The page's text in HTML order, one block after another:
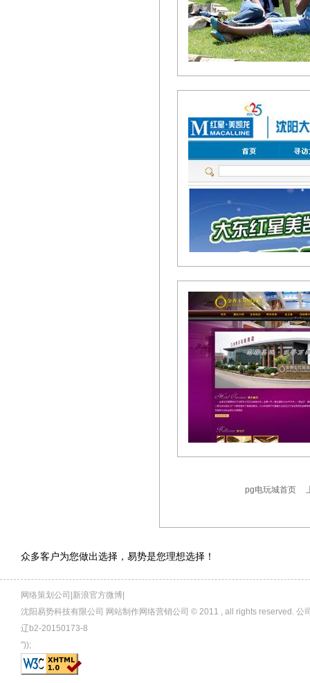
pg电玩城首页
众多客户为您做出选择，易势是您理想选择！
网络策划公司|新浪官方微博|
沈阳易势科技有限公司 网站制作网络营销公司 © 2011 , all rights reserved.
辽b2-20150173-8
"));